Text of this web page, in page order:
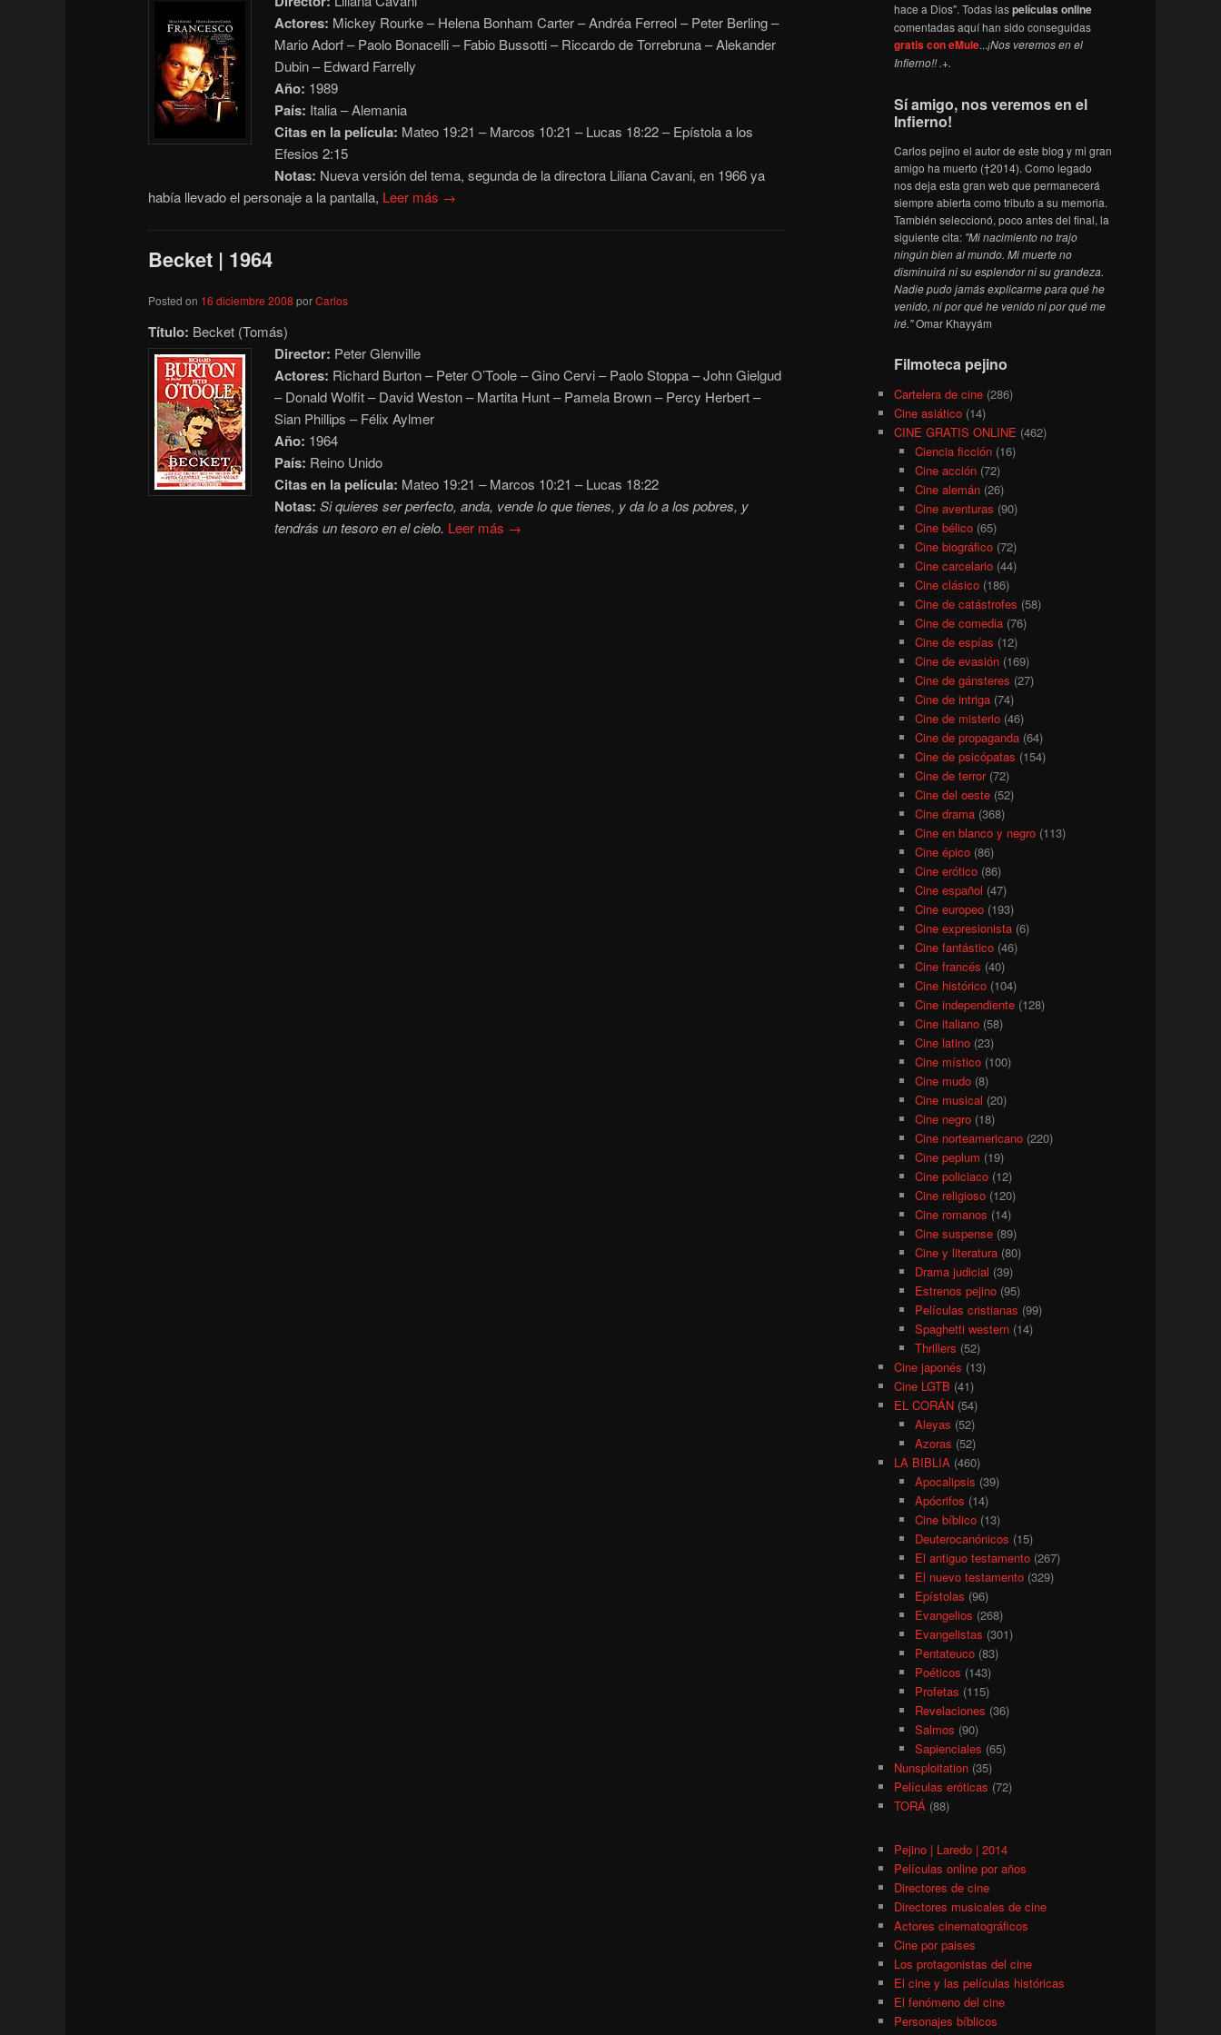
Actores: Mickey Rourke – Helena Bonham Carter – Andréa Ferreol – Peter Berling –
Mario Adorf – Paolo Bonacelli – Fabio Bussotti – Riccardo de Torrebruna – Alekander
Dubin – Edward Farrelly
Año: 1989
País: Italia – Alemania
Citas en la película: Mateo 19:21 – Marcos 10:21 – Lucas 18:22 – Epístola a los
Efesios 2:15
Notas: Nueva versión del tema, segunda de la directora Liliana Cavani, en 1966 ya
había llevado el personaje a la pantalla, Leer más →
Becket | 1964
Posted on 16 diciembre 2008 porCarlos
Título: Becket (Tomás)
Director: Peter Glenville
Actores: Richard Burton – Peter O’Toole – Gino Cervi – Paolo Stoppa – John Gielgud
– Donald Wolfit – David Weston – Martita Hunt – Pamela Brown – Percy Herbert –
Sian Phillips – Félix Aylmer
Año: 1964
País: Reino Unido
Citas en la película: Mateo 19:21 – Marcos 10:21 – Lucas 18:22
Notas: Si quieres ser perfecto, anda, vende lo que tienes, y da lo a los pobres, y
tendrás un tesoro en el cielo. Leer más →
hace a Dios". Todas laspelículas online
comentadas aquí han sido conseguidas
gratis con eMule...¡Nos veremos en el
Infierno!! .+.
Sí amigo, nos veremos en el
Infierno!
Carlos pejino el autor de este blog y mi gran
amigo ha muerto (†2014). Como legado
nos deja esta gran web que permanecerá
siempre abierta como tributo a su memoria.
También seleccionó, poco antes del final, la
siguiente cita: "Mi nacimiento no trajo
ningún bien al mundo. Mi muerte no
disminuirá ni su esplendor ni su grandeza.
Nadie pudo jamás explicarme para qué he
venido, ni por qué he venido ni por qué me
iré."Omar Khayyám
Filmoteca pejino
Cartelera de cine (286)
Cine asiático (14)
CINE GRATIS ONLINE (462)
Ciencia ficción(16)
Cine acción(72)
Cine alemán(26)
Cine aventuras (90)
Cine bélico(65)
Cine biográfico(72)
Cine carcelario(44)
Cine clásico(186)
Cine de catástrofes (58)
Cine de comedia(76)
Cine de espías (12)
Cine de evasión(169)
Cine de gánsteres (27)
Cine de intriga(74)
Cine de misterio(46)
Cine de propaganda(64)
Cine de psicópatas (154)
Cine de terror(72)
Cine del oeste(52)
Cine drama(368)
Cine en blanco y negro(113)
Cine épico(86)
Cine erótico(86)
Cine español (47)
Cine europeo(193)
Cine expresionista(6)
Cine fantástico(46)
Cine francés (40)
Cine histórico(104)
Cine independiente(128)
Cine italiano(58)
Cine latino(23)
Cine místico(100)
Cine mudo(8)
Cine musical (20)
Cine negro(18)
Cine norteamericano(220)
Cine peplum (19)
Cine policiaco(12)
Cine religioso(120)
Cine romanos (14)
Cine suspense(89)
Cine y literatura(80)
Drama judicial (39)
Estrenos pejino(95)
Películas cristianas (99)
Spaghetti western(14)
Thrillers (52)
Cine japonés (13)
Cine LGTB (41)
EL CORÁN (54)
Aleyas (52)
Azoras (52)
LA BIBLIA (460)
Apocalipsis (39)
Apócrifos (14)
Cine bíblico(13)
Deuterocanónicos (15)
El antiguo testamento(267)
El nuevo testamento(329)
Epístolas (96)
Evangelios (268)
Evangelistas (301)
Pentateuco(83)
Poéticos (143)
Profetas (115)
Revelaciones (36)
Salmos (90)
Sapienciales (65)
Nunsploitation (35)
Películas eróticas (72)
TORÁ (88)
Pejino | Laredo | 2014
Películas online por años
Directores de cine
Directores musicales de cine
Actores cinematográficos
Cine por paises
Los protagonistas del cine
El cine y las películas históricas
El fenómeno del cine
Personajes bíblicos